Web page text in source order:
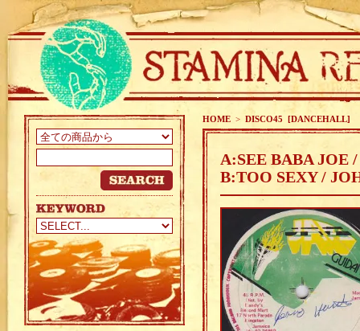
HOME > DISCO45 [DANCEHALL]
A:SEE BABA JOE
B:TOO SEXY /